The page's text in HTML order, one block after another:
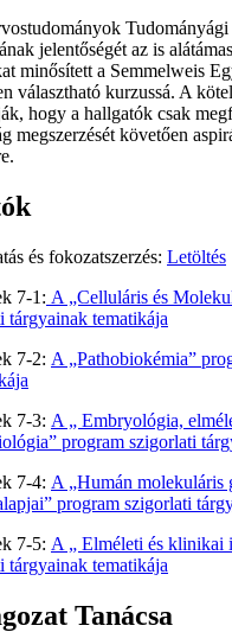
jelentőségét az is
minősített a Semmelweis
választható kurzussá. A
hogy a hallgatók csak
megszerzését követően
és fokozatszerzés: Letöltés
7-1: A „Celluláris és
tárgyainak tematikája
7-2: A „Pathobiokémia”
7-3: A „ Embryológia,
program szigorlati
7-4: A „Humán molekuláris
program szigorlati
7-5: A „ Elméleti és klinikai
tárgyainak tematikája
Tanácsa